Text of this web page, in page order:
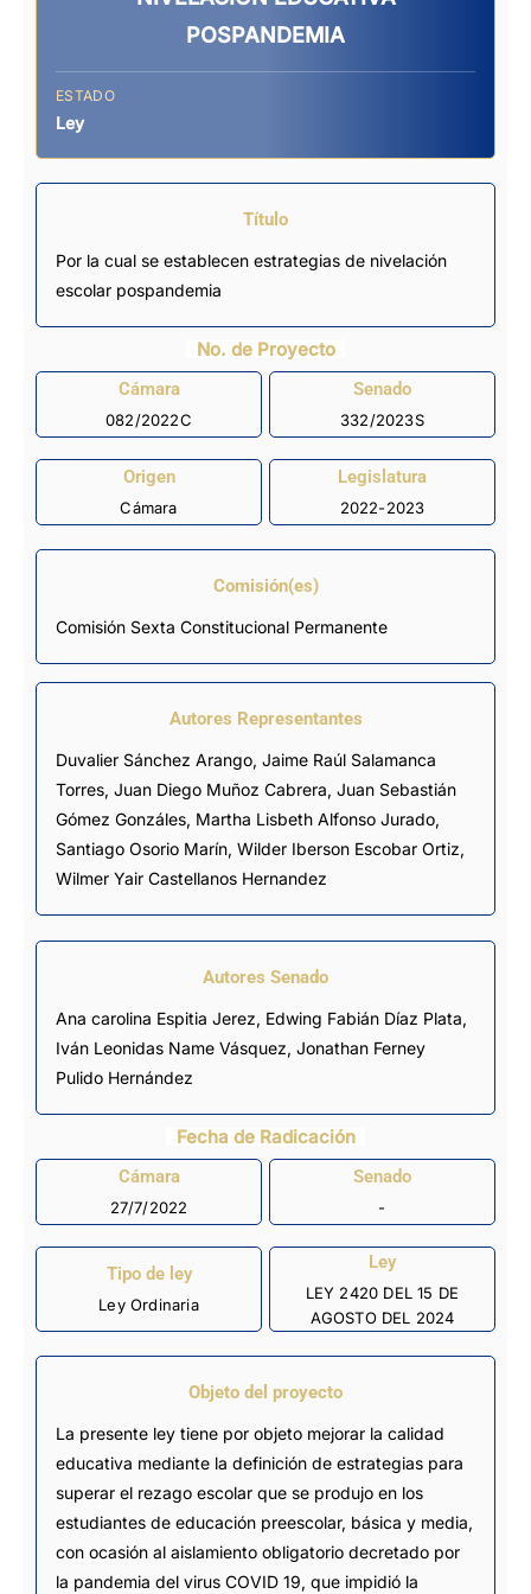
POSPANDEMIA
ESTADO
Ley
Título
Por la cual se establecen estrategias de nivelación
escolar pospandemia
No. de Proyecto
Cámara
082/2022C
Senado
332/2023S
Origen
Cámara
Legislatura
2022-2023
Comisión(es)
Comisión Sexta Constitucional Permanente
Autores Representantes
Duvalier Sánchez Arango, Jaime Raúl Salamanca
Torres, Juan Diego Muñoz Cabrera, Juan Sebastián
Gómez Gonzáles, Martha Lisbeth Alfonso Jurado,
Santiago Osorio Marín, Wilder Iberson Escobar Ortiz,
Wilmer Yair Castellanos Hernandez
Autores Senado
Ana carolina Espitia Jerez, Edwing Fabián Díaz Plata,
Iván Leonidas Name Vásquez, Jonathan Ferney
Pulido Hernández
Fecha de Radicación
Cámara
27/7/2022
Senado
-
Tipo de ley
Ley Ordinaria
Ley
LEY 2420 DEL 15 DE
AGOSTO DEL 2024
Objeto del proyecto
La presente ley tiene por objeto mejorar la calidad
educativa mediante la definición de estrategias para
superar el rezago escolar que se produjo en los
estudiantes de educación preescolar, básica y media,
con ocasión al aislamiento obligatorio decretado por
la pandemia del virus COVID 19, que impidió la